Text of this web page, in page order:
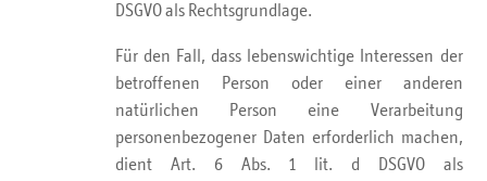
DSGVO als Rechtsgrundlage.
Für den Fall, dass lebenswichtige Interessen der
betroffenen Person oder einer anderen
natürlichen Person eine Verarbeitung
personenbezogener Daten erforderlich machen,
dient Art. 6 Abs. 1 lit. d DSGVO als